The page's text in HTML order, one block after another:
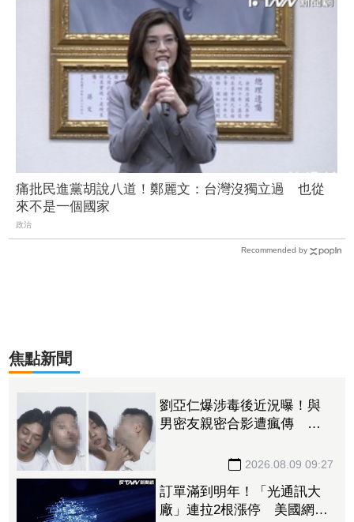
痛批民進黨胡說八道！鄭麗文：台灣沒獨立過 也從
來不是一個國家
政治
Recommended by
焦點新聞
劉亞仁爆涉毒後近況曝！與
男密友親密合影遭瘋傳 對
2026.08.09 09:27
訂單滿到明年！「光通訊大
廠」連拉2根漲停 美國網通